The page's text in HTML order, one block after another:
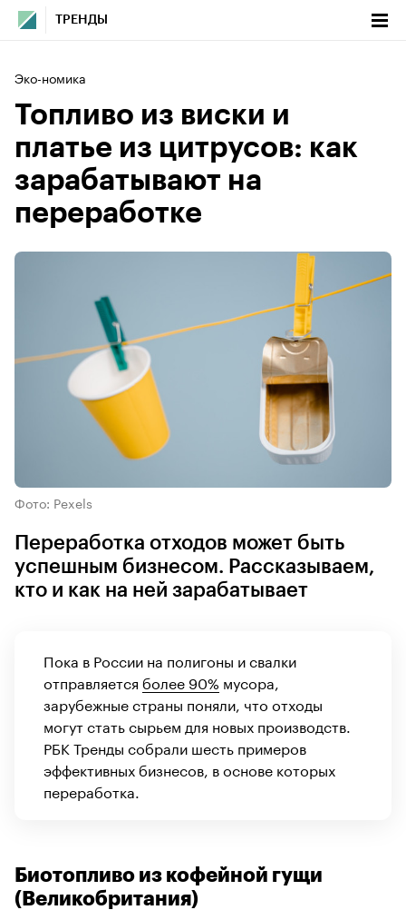
ТРЕНДЫ
Эко-номика
Топливо из виски и
платье из цитрусов: как
зарабатывают на
переработке
Фото: Pexels
Переработка отходов может быть
успешным бизнесом. Рассказываем,
кто и как на ней зарабатывает
Пока в России на полигоны и свалки
отправляется более 90% мусора,
зарубежные страны поняли, что отходы
могут стать сырьем для новых производств.
РБК Тренды собрали шесть примеров
эффективных бизнесов, в основе которых
переработка.
Биотопливо из кофейной гущи
(Великобритания)